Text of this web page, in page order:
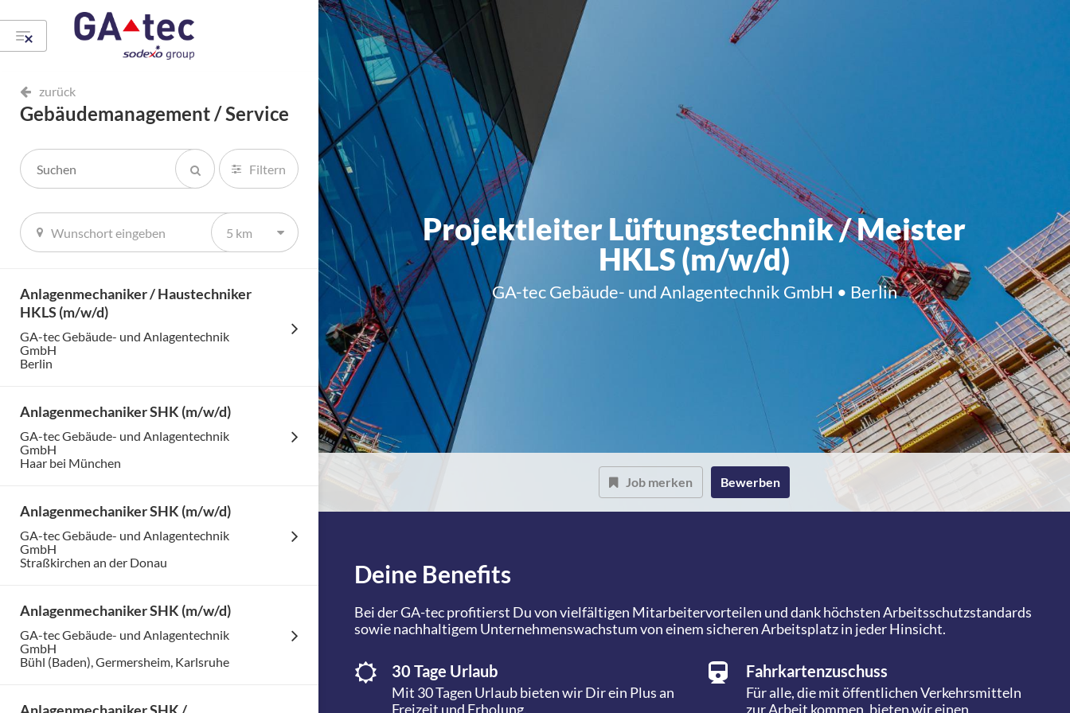
zurück
Gebäudemanagement / Service
Filtern
5 km
Anlagenmechaniker / Haustechniker
HKLS (m/w/d)
GA-tec Gebäude- und Anlagentechnik
GmbH
Berlin
Anlagenmechaniker SHK (m/w/d)
GA-tec Gebäude- und Anlagentechnik
GmbH
Haar bei München
Anlagenmechaniker SHK (m/w/d)
GA-tec Gebäude- und Anlagentechnik
GmbH
Straßkirchen an der Donau
Anlagenmechaniker SHK (m/w/d)
GA-tec Gebäude- und Anlagentechnik
GmbH
Bühl (Baden), Germersheim, Karlsruhe
Projektleiter Lüftungstechnik / Meister
HKLS (m/w/d)
GA-tec Gebäude- und Anlagentechnik GmbH • Berlin
Job merken Bewerben
Deine Benefits
Bei der GA-tec profitierst Du von vielfältigen Mitarbeitervorteilen und dank höchsten Arbeitsschutzstandards
sowie nachhaltigem Unternehmenswachstum von einem sicheren Arbeitsplatz in jeder Hinsicht.
30 Tage Urlaub
Mit 30 Tagen Urlaub bieten wir Dir ein Plus an
Freizeit und Erholung.
Fahrkartenzuschuss
Für alle, die mit öffentlichen Verkehrsmitteln
zur Arbeit kommen, bieten wir einen